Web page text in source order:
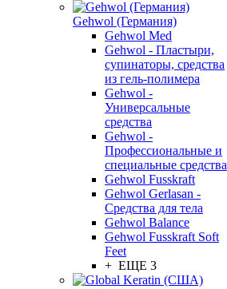
Gehwol (Германия)
Gehwol Med
Gehwol - Пластыри,
супинаторы, средства
из гель-полимера
Gehwol -
Универсальные
средства
Gehwol -
Профессиональные и
специальные средства
Gehwol Fusskraft
Gehwol Gerlasan -
Средства для тела
Gehwol Balance
Gehwol Fusskraft Soft
Feet
+ ЕЩЕ 3